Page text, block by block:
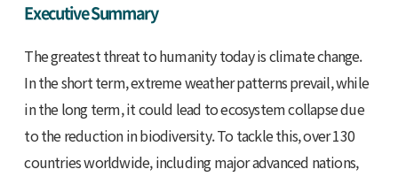
Executive Summary
The greatest threat to humanity today is climate change.
In the short term, extreme weather patterns prevail, while
in the long term, it could lead to ecosystem collapse due
to the reduction in biodiversity. To tackle this, over 130
countries worldwide, including major advanced nations,